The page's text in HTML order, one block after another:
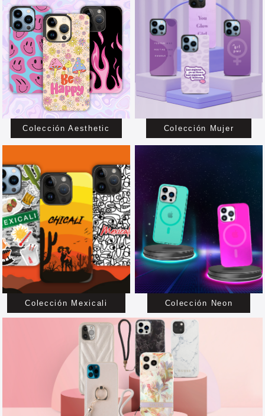
Colección Aesthetic Colección Mujer
Colección Mexicali Colección Neon